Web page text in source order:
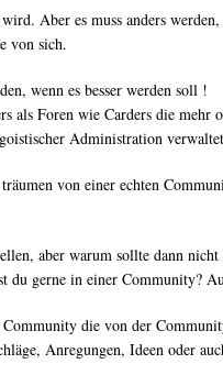
Aber es muss anders
von sich.
wenn es besser werden soll !
als Foren wie Carders die
Administration
von einer echten
aber warum sollte dann
du gerne in einer Community?
die von der
Anregungen, Ideen oder